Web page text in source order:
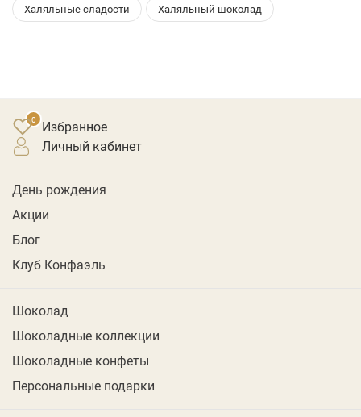
Халяльные сладости Халяльный шоколад
Избранное
личный кабинет
День рождения
Акции
Блог
Клуб Конфаэль
Шоколад
Шоколадные коллекции
Шоколадные конфеты
Персональные подарки